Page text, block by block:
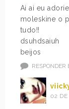
Ai ai eu
moleskine o
tudo!!
dsuhdsaiuh
beijos
RESPONDER
02 DE